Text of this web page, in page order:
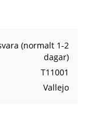
(normalt 1-2
dagar)
T11001
Vallejo